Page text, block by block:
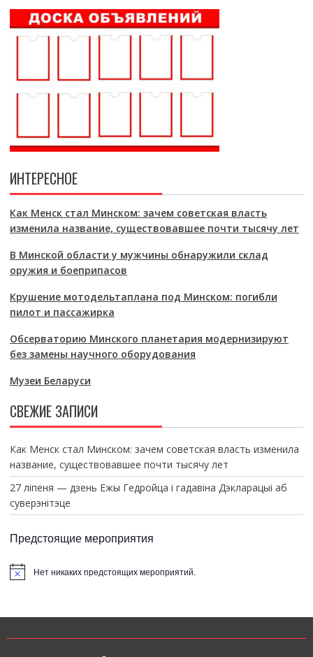
ИНТЕРЕСНОЕ
Как Менск стал Минском: зачем советская власть
изменила название, существовавшее почти тысячу лет
В Минской области у мужчины обнаружили склад
оружия и боеприпасов
Крушение мотодельтаплана под Минском: погибли
пилот и пассажирка
Обсерваторию Минского планетария модернизируют
без замены научного оборудования
Музеи Беларуси
СВЕЖИЕ ЗАПИСИ
Как Менск стал Минском: зачем советская власть изменила
название, существовавшее почти тысячу лет
27 ліпеня — дзень Ежы Гедройца і гадавіна Дэкларацыі аб
суверэнітэце
Предстоящие мероприятия
т
Нет никаких предстоящих мероприятий.